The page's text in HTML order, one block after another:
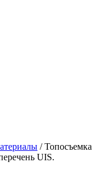
/ Топосъемка
UIS.